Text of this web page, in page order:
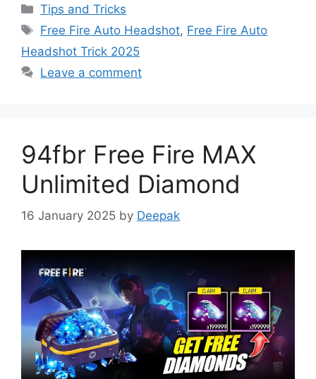
Categories
Tips and Tricks
Tags
Free Fire Auto Headshot, Free Fire Auto
Headshot Trick 2025
Leave a comment
94fbr Free Fire MAX
Unlimited Diamond
16 January 2025 by Deepak